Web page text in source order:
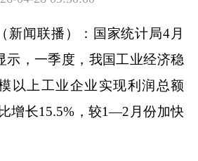
（新闻联播）：国家统计局4月
示，一季度，我国工业经济稳
以上工业企业实现利润总额
增长15.5%，较1—2月份加快